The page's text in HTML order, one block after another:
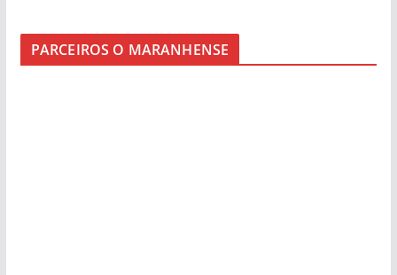
PARCEIROS O MARANHENSE